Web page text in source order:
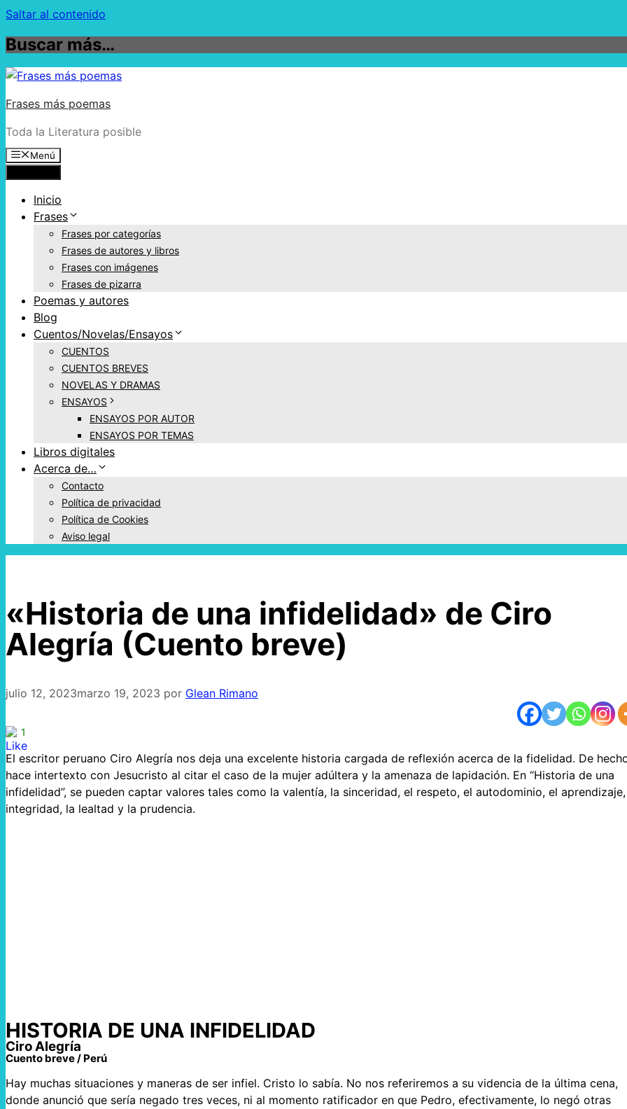
Saltar al contenido
Buscar más…
Frases más poemas
Toda la Literatura posible
Menú
Inicio
Frases
Frases por categorías
Frases de autores y libros
Frases con imágenes
Frases de pizarra
Poemas y autores
Blog
Cuentos/Novelas/Ensayos
CUENTOS
CUENTOS BREVES
NOVELAS Y DRAMAS
ENSAYOS
ENSAYOS POR AUTOR
ENSAYOS POR TEMAS
Libros digitales
Acerca de…
Contacto
Política de privacidad
Política de Cookies
Aviso legal
«Historia de una infidelidad» de Ciro
Alegría (Cuento breve)
julio 12, 2023marzo 19, 2023 por Glean Rimano
1
El escritor peruano Ciro Alegría nos deja una excelente historia cargada de reflexión acerca de la fidelidad. De
hace intertexto con Jesucristo al citar el caso de la mujer adúltera y la amenaza de lapidación. En “Historia de una
infidelidad”, se pueden captar valores tales como la valentía, la sinceridad, el respeto, el autodominio, el
integridad, la lealtad y la prudencia.
HISTORIA DE UNA INFIDELIDAD
Ciro Alegría
Cuento breve / Perú
Hay muchas situaciones y maneras de ser infiel. Cristo lo sabía. No nos referiremos a su videncia de la última cena,
donde anunció que sería negado tres veces, ni al momento ratificador en que Pedro, efectivamente, lo negó otras